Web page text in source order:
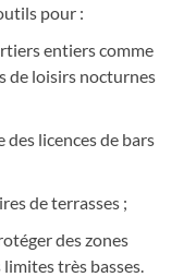
pour :
entiers comme
de loisirs nocturnes
des licences de bars
de terrasses ;
des zones
très basses.